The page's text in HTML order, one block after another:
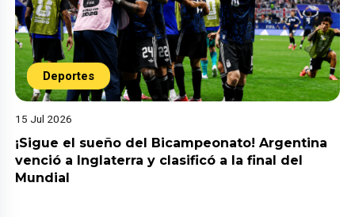
Deportes
15 Jul 2026
¡Sigue el sueño del Bicampeonato! Argentina
venció a Inglaterra y clasificó a la final del
Mundial